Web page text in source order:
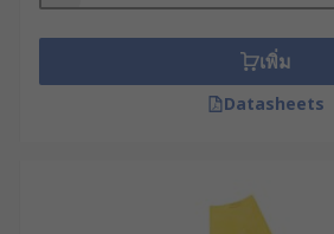
เพิ่ม
Datasheets